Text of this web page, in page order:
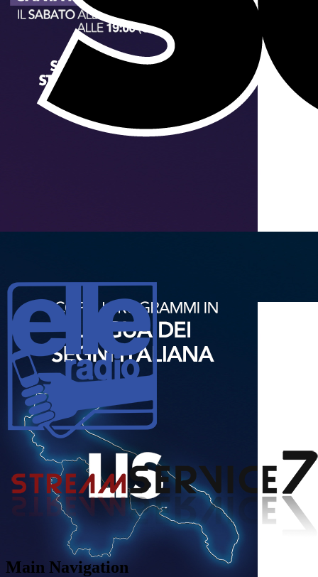
Main Navigation